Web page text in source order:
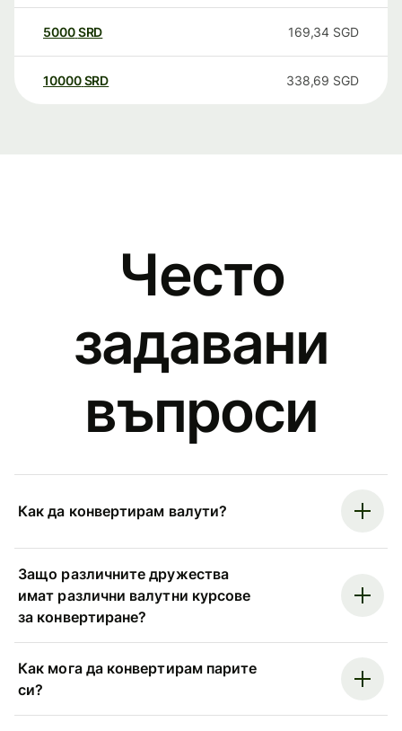
5000SRD 169,34 SGD
10000 SRD 338,69 SGD
Често
задавани
въпроси
Как да конвертирам валути?
Защо различните дружества
имат различни валутни курсове
за конвертиране?
Как мога да конвертирам парите
си?